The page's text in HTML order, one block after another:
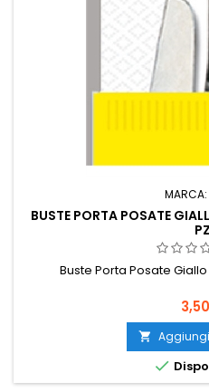
MARCA:
BUSTE PORTA POSATE
PZ
Buste Porta Posate

